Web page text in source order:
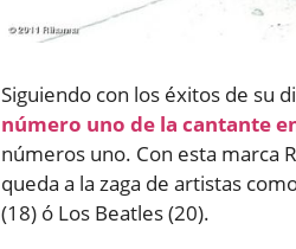
Siguiendo con los éxitos de su
número uno de la cantante
números uno. Con esta marca
queda a la zaga de artistas
(18) ó Los Beatles (20).